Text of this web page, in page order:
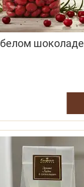
шоколаде